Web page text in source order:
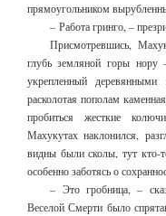
прямоугольником
– Работа гринго, –
Присмотревшись,
глубь земляной горы нору
укрепленный
расколотая пополам
пробиться жесткие
Махукутах наклонился,
видны были сколы, тут кто-
особенно заботясь о
– Это гробница, –
Веселой Смерти было